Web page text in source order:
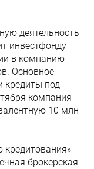
деятельность
инвестфонду
в компанию
Основное
кредиты под
компания
10 млн
брокерская